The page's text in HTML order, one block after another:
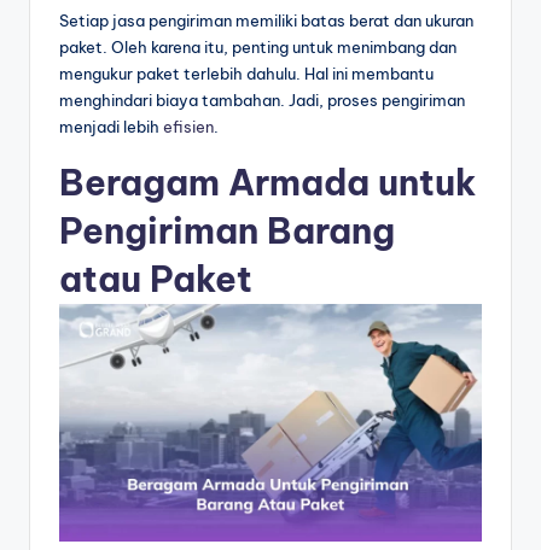
Setiap jasa pengiriman memiliki batas berat dan ukuran
paket. Oleh karena itu, penting untuk menimbang dan
mengukur paket terlebih dahulu. Hal ini membantu
menghindari biaya tambahan. Jadi, proses pengiriman
menjadi lebih efisien.
Beragam Armada untuk
Pengiriman Barang
atau Paket